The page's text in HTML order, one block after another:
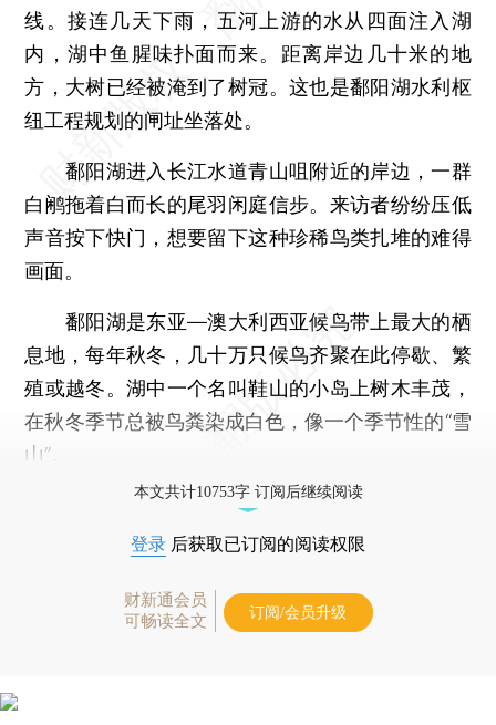
线。接连几天下雨，五河上游的水从四面注入湖
内，湖中鱼腥味扑面而来。距离岸边几十米的地
方，大树已经被淹到了树冠。这也是鄱阳湖水利枢
纽工程规划的闸址坐落处。
鄱阳湖进入长江水道青山咀附近的岸边，一群
白鹇拖着白而长的尾羽闲庭信步。来访者纷纷压低
声音按下快门，想要留下这种珍稀鸟类扎堆的难得
画面。
鄱阳湖是东亚—澳大利西亚候鸟带上最大的栖
息地，每年秋冬，几十万只候鸟齐聚在此停歇、繁
殖或越冬。湖中一个名叫鞋山的小岛上树木丰茂，
在秋冬季节总被鸟粪染成白色，像一个季节性的“雪
山”。
本文共计10753字 订阅后继续阅读
登录 后获取已订阅的阅读权限
财新通会员
可畅读全文
订阅/会员升级